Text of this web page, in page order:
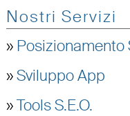
Nostri Servizi
» Posizionamento
»Sviluppo App
»Tools S.E.O.